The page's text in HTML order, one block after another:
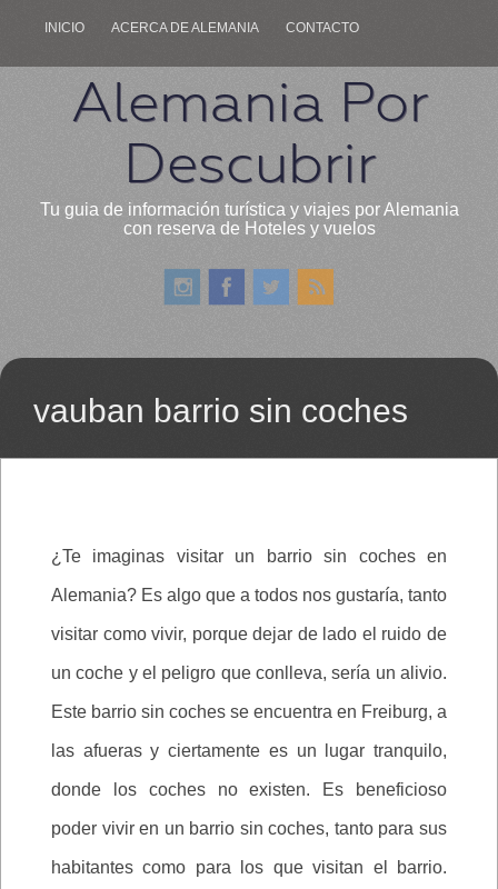
INICIO ACERCA DE ALEMANIA CONTACTO
Alemania Por
Descubrir
Tu guia de información turística y viajes por Alemania
con reserva de Hoteles y vuelos
vauban barrio sin coches
¿Te imaginas visitar un barrio sin coches en
Alemania? Es algo que a todos nos gustaría, tanto
visitar como vivir, porque dejar de lado el ruido de
un coche y el peligro que conlleva, sería un alivio.
Este barrio sin coches se encuentra en Freiburg, a
las afueras y ciertamente es un lugar tranquilo,
donde los coches no existen. Es beneficioso
poder vivir en un barrio sin coches, tanto para sus
habitantes como para los que visitan el barrio.